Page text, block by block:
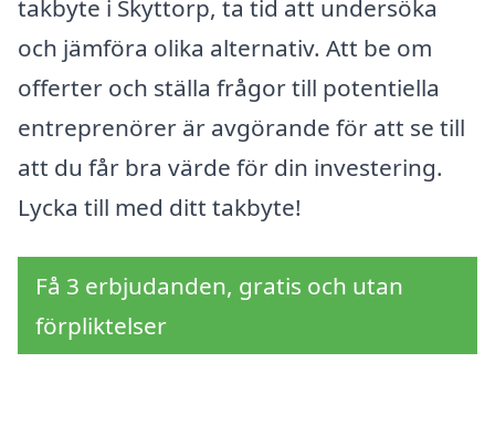
takbyte i Skyttorp, ta tid att undersöka
och jämföra olika alternativ. Att be om
offerter och ställa frågor till potentiella
entreprenörer är avgörande för att se till
att du får bra värde för din investering.
Lycka till med ditt takbyte!
Få 3 erbjudanden, gratis och utan
förpliktelser